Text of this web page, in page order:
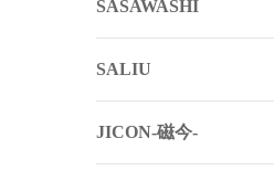
SASAWASHI
SALIU
JICON-磁今-